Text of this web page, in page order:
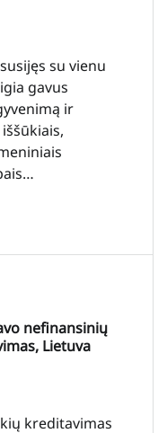
su vienu
gavus
ir
nefinansinių
Lietuva
kreditavimas